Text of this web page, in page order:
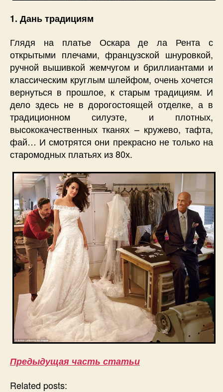
1. Дань традициям
Глядя на платье Оскара де ла Рента с
открытыми плечами, французской шнуровкой,
ручной вышивкой жемчугом и бриллиантами и
классическим круглым шлейфом, очень хочется
вернуться в прошлое, к старым традициям. И
дело здесь не в дорогостоящей отделке, а в
традиционном силуэте, и плотных,
высококачественных тканях – кружево, тафта,
фай… И смотрятся они прекрасно не только на
старомодных платьях из 80х.
Предыдущая часть статьи
Related posts: